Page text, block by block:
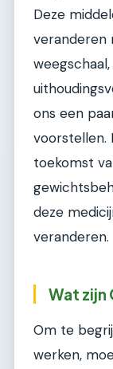
Deze
veranderen
ons een
voorstellen.
toekomst
deze
veranderen.
Wat zijn
Om te
werken,